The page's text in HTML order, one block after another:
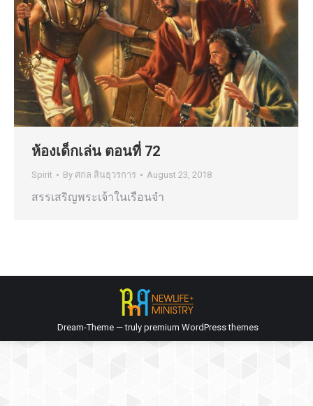
ห้องเด็กเล่น ตอนที่ 72
Spirit By ศกล สินธุวรการ August 23, 2018
สรรเสริญพระเจ้าในเรือนจำ
Dream-Theme — truly premium WordPress themes